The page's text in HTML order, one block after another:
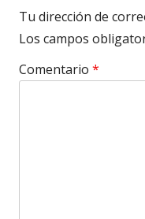
Tu dirección de
Los campos
Comentario *